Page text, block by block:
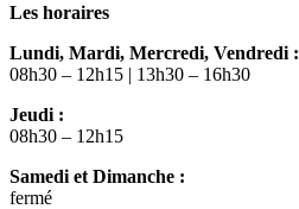
Les horaires
Lundi, Mardi, Mercredi, Vendredi :
08h30 – 12h15 | 13h30 – 16h30
Jeudi :
08h30 – 12h15
Samedi et Dimanche :
fermé